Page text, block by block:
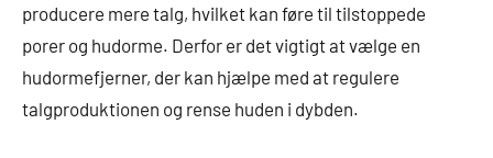
producere mere talg, hvilket kan føre til tilstoppede
porer og hudorme. Derfor er det vigtigt at vælge en
hudormefjerner, der kan hjælpe med at regulere
talgproduktionen og rense huden i dybden.